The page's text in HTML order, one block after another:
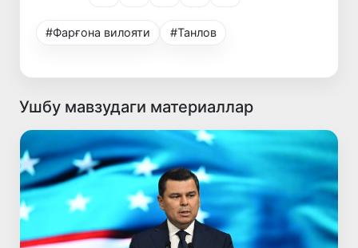
#Фарғона вилояти #Танлов
Ушбу мавзудаги материаллар